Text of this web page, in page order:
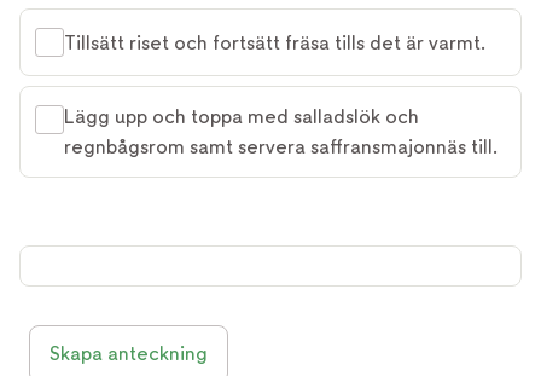
Tillsätt riset och fortsätt fräsa tills det är varmt.
Lägg upp och toppa med salladslök och
regnbågsrom samt servera saffransmajonnäs till.
Skapa anteckning